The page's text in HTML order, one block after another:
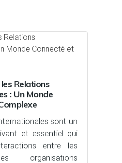
Relations
: Un Monde
sont un
et essentiel qui
entre les
organisations